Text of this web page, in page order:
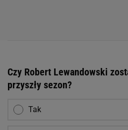
Czy Robert Lewandowski
przyszły sezon?
Tak